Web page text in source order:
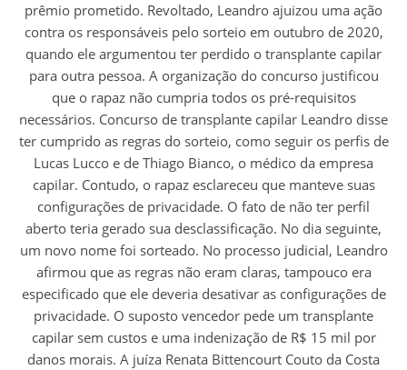
prêmio prometido. Revoltado, Leandro ajuizou uma ação
contra os responsáveis pelo sorteio em outubro de 2020,
quando ele argumentou ter perdido o transplante capilar
para outra pessoa. A organização do concurso justificou
que o rapaz não cumpria todos os pré-requisitos
necessários. Concurso de transplante capilar Leandro disse
ter cumprido as regras do sorteio, como seguir os perfis de
Lucas Lucco e de Thiago Bianco, o médico da empresa
capilar. Contudo, o rapaz esclareceu que manteve suas
configurações de privacidade. O fato de não ter perfil
aberto teria gerado sua desclassificação. No dia seguinte,
um novo nome foi sorteado. No processo judicial, Leandro
afirmou que as regras não eram claras, tampouco era
especificado que ele deveria desativar as configurações de
privacidade. O suposto vencedor pede um transplante
capilar sem custos e uma indenização de R$ 15 mil por
danos morais. A juíza Renata Bittencourt Couto da Costa